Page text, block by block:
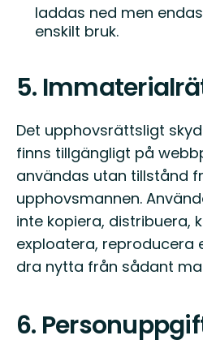
laddas ned men
enskilt bruk.
5.
Det upphovsrättsligt
finns tillgängligt på
användas utan tillstånd
upphovsmannen.
inte kopiera, distribuera,
exploatera, reproducera
dra nytta från sådant
6.